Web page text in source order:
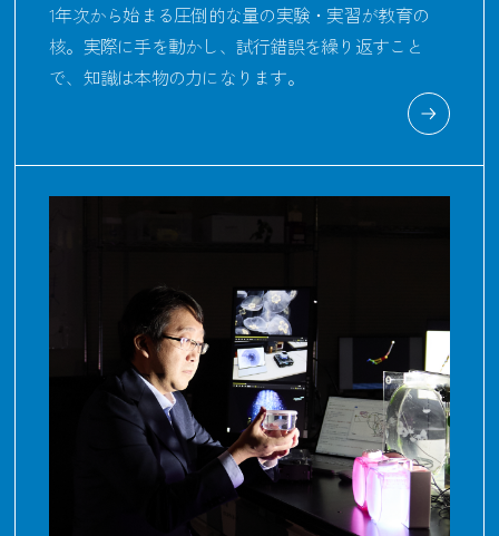
1年次から始まる圧倒的な量の実験・実習が教育の
核。実際に手を動かし、試行錯誤を繰り返すこと
で、知識は本物の力になります。